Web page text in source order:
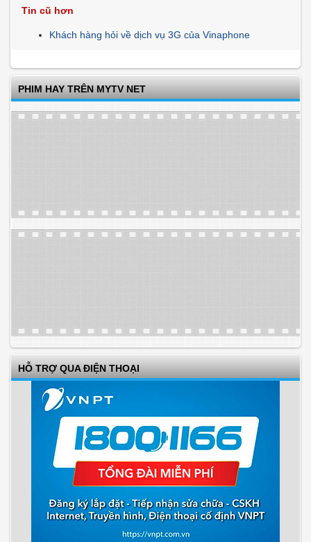
Tin cũ hơn
Khách hàng hỏi về dịch vụ 3G của Vinaphone
PHIM HAY TRÊN MYTV NET
HỖ TRỢ QUA ĐIỆN THOẠI